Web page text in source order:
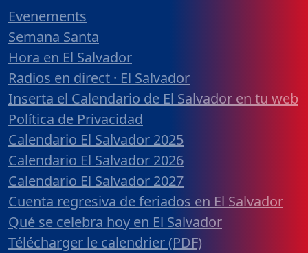
Evenements
Semana Santa
Hora en El Salvador
Radios en direct · El Salvador
Inserta el Calendario de El Salvador en tu web
Política de Privacidad
Calendario El Salvador 2025
Calendario El Salvador 2026
Calendario El Salvador 2027
Cuenta regresiva de feriados en El Salvador
Qué se celebra hoy en El Salvador
Télécharger le calendrier (PDF)